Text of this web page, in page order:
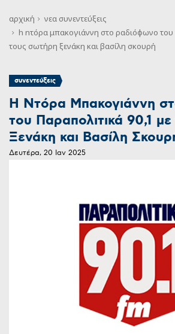
αρχική νεα συνεντεύξεις
h nτόρα μπακογιάννη στο ραδιόφωνο του
τους σωτήρη ξενάκη και βασίλη σκουρή
συνεντεύξεις
H Nτόρα Μπακογιάννη
του Παραπολιτικά 90,1
Ξενάκη και Βασίλη
Δευτέρα, 20 Ιαν 2025